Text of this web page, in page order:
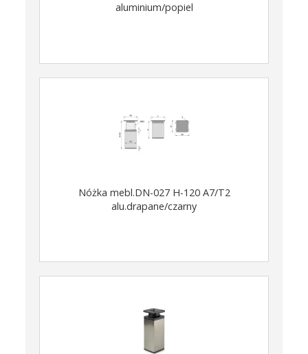
aluminium/popiel
Nóżka mebl.DN-027 H-120 A7/T2
alu.drapane/czarny